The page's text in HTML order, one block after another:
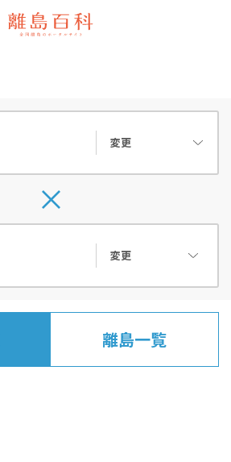
変更
変更
離島一覧